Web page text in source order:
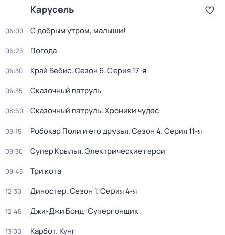
Карусель
06:00 С добрым утром, малыши!
06:25 Погода
06:30 Край Бебис. Сезон 6. Серия 17-я
06:35 Сказочный патруль
08:50 Сказочный патруль. Хроники чудес
09:15 Робокар Поли и его друзья. Сезон 4. Серия 11-я
09:30 Супер Крылья. Электрические герои
09:45 Три кота
12:30 Диностер. Сезон 1. Серия 4-я
12:45 Джи-Джи Бонд: Супергонщик
13:00 Карбот. Кунг